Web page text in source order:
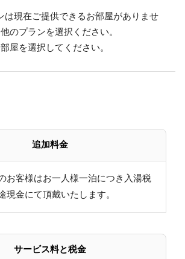
：00
～12：30は除きます。）
、時間により利用人数制限にて営業
～ 1F大食堂
ごはんをしっかり食べて、元気にお
は現在ご提供できるお部屋がありませ
のプランを選択ください。
屋を選択してください。
追加料金
お客様はお一人様一泊につき入湯税
現金にて頂戴いたします。
サービス料と税金